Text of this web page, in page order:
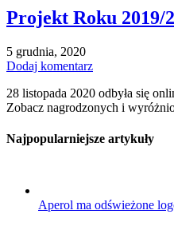
Projekt Roku 2019/
5 grudnia, 2020
Dodaj komentarz
28 listopada 2020 odbyła się
Zobacz nagrodzonych i
Najpopularniejsze artykuły
Aperol ma odświeżone